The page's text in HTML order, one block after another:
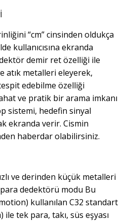
“cm” cinsinden oldukça
kullanıcısına ekranda
demir ret özelliği ile
atık metalleri eleyerek,
edebilme özelliği
ve pratik bir arama imkanı
sistemi, hedefin sinyal
ekranda verir. Cismin
haberdar olabilirsiniz.
ve derinden küçük metalleri
dedektörü modu Bu
kullanılan C32 standart
ile tek para, takı, süs eşyası